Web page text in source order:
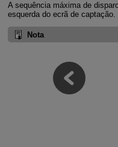
A sequência máxima de
esquerda do ecrã de captação.
Nota